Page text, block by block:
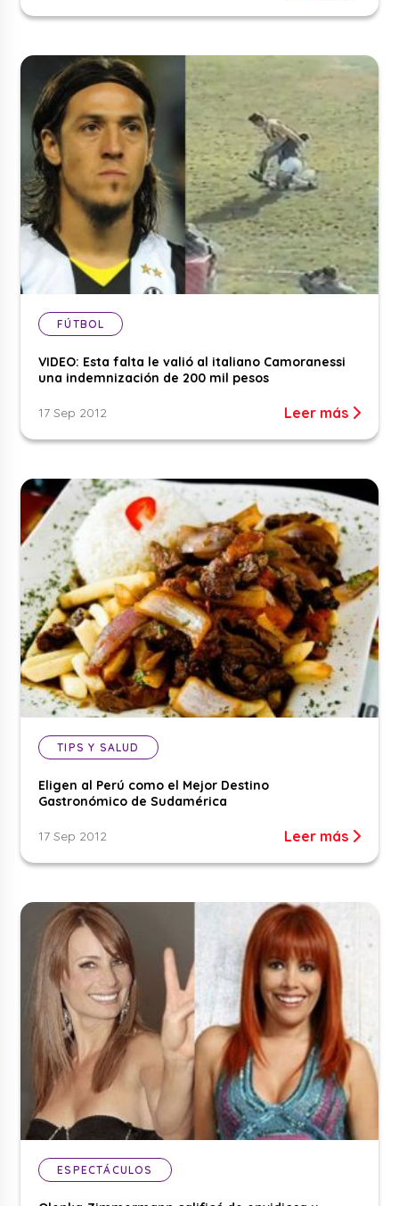
FÚTBOL
VIDEO: Esta falta le valió al italiano Camoranessi
una indemnización de 200 mil pesos
17 Sep 2012 Leer más
TIPS Y SALUD
Eligen al Perú como el Mejor Destino
Gastronómico de Sudamérica
17 Sep 2012 Leer más
ESPECTÁCULOS